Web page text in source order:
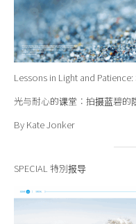
Lessons in Light and
光与耐心的课堂：拍摄蓝碧的
By Kate Jonker
SPECIAL 特別报导